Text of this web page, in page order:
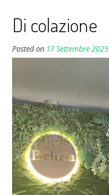
Di colazione
Posted on 17 Settembre 2025